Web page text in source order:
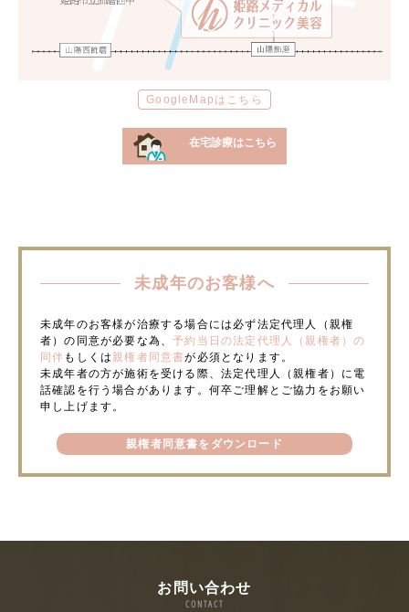
GoogleMapはこちら
在宅診療はこちら
未成年のお客様へ
未成年のお客様が治療する場合には必ず法定代理人（親権
者）の同意が必要な為、予約当日の法定代理人（親権者）の
同伴 もしくは親権者同意書が必須となります。
未成年者の方が施術を受ける際、法定代理人（親権者）に電
話確認を行う場合があります。何卒ご理解とご協力をお願い
申し上げます。
親権者同意書をダウンロード
お問い合わせ
CONTACT